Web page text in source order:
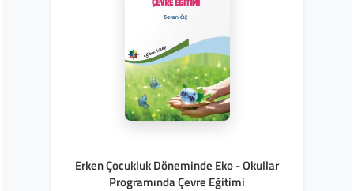
Erken Çocukluk Döneminde Eko - Okullar
Programında Çevre Eğitimi